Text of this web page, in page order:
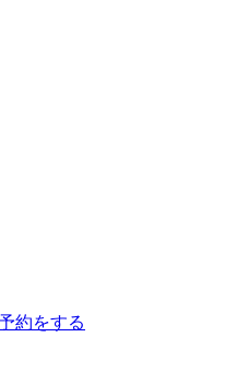
約をする